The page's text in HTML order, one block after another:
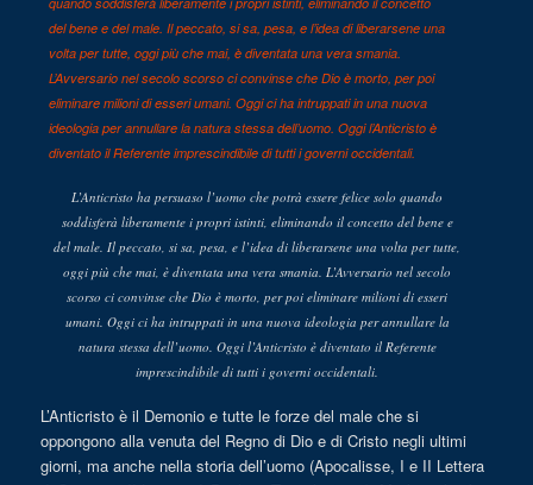
L’Anticristo ha persuaso l’uomo che potrà essere felice solo quando
soddisferà liberamente i propri istinti, eliminando il concetto del bene e
del male. Il peccato, si sa, pesa, e l’idea di liberarsene una volta per tutte,
oggi più che mai, è diventata una vera smania. L’Avversario nel secolo
scorso ci convinse che Dio è morto, per poi eliminare milioni di esseri
umani. Oggi ci ha intruppati in una nuova ideologia per annullare la
natura stessa dell’uomo. Oggi l’Anticristo è diventato il Referente
imprescindibile di tutti i governi occidentali.
L’Anticristo è il Demonio e tutte le forze del male che si
oppongono alla venuta del Regno di Dio e di Cristo negli ultimi
giorni, ma anche nella storia dell’uomo (Apocalisse, I e II Lettera